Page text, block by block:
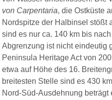
von Carpentaria, die Ostküste
Nordspitze der Halbinsel stößt
sind es nur ca. 140 km bis nach
Abgrenzung ist nicht eindeutig
Peninsula Heritage Act von
etwa auf Höhe des 16.
breitesten Stelle sind es 430
Nord-Süd-Ausdehnung beträgt